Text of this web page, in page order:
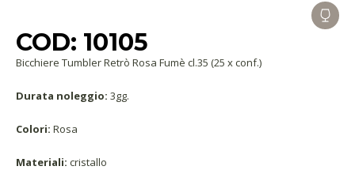
COD: 10105
Bicchiere Tumbler Retrò Rosa Fumè cl.35 (25 x conf.)
Durata noleggio: 3gg.
Colori: Rosa
Materiali: cristallo